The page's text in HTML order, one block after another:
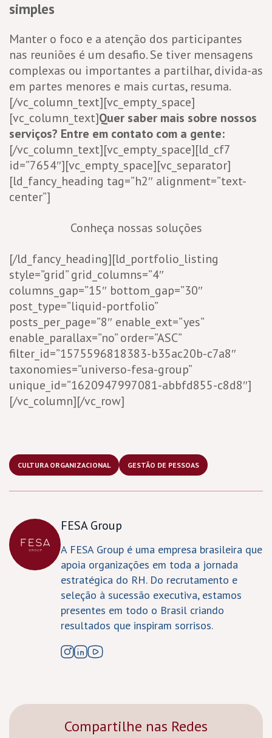
simples
Manter o foco e a atenção dos participantes
nas reuniões é um desafio. Se tiver mensagens
complexas ou importantes a partilhar, divida-as
em partes menores e mais curtas, resuma.
[/vc_column_text][vc_empty_space]
[vc_column_text]Quer saber mais sobre nossos
serviços? Entre em contato com a gente:
[/vc_column_text][vc_empty_space][ld_cf7
id=”7654″][vc_empty_space][vc_separator]
[ld_fancy_heading tag=”h2″ alignment=”text-
center”]
Conheça nossas soluções
[/ld_fancy_heading][ld_portfolio_listing
style=”grid” grid_columns=”4″
columns_gap=”15″ bottom_gap=”30″
post_type=”liquid-portfolio”
posts_per_page=”8″ enable_ext=”yes”
enable_parallax=”no” order=”ASC”
filter_id=”1575596818383-b35ac20b-c7a8″
taxonomies=”universo-fesa-group”
unique_id=”1620947997081-abbfd855-c8d8″]
[/vc_column][/vc_row]
CULTURA ORGANIZACIONAL GESTÃO DE PESSOAS
FESA Group
A FESA Group é uma empresa brasileira que
apoia organizações em toda a jornada
estratégica do RH. Do recrutamento e
seleção à sucessão executiva, estamos
presentes em todo o Brasil criando
resultados que inspiram sorrisos.
Compartilhe nas Redes